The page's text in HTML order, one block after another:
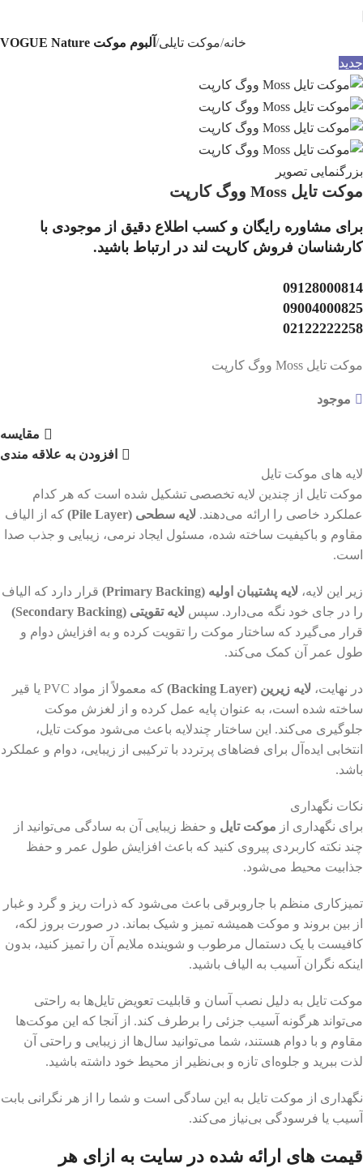
خانه موکت تایلی آلبوم موکت VOGUE Nature
جدید
بزرگنمایی تصویر
موکت تایل Moss ووگ کارپت
برای مشاوره رایگان و کسب اطلاع دقیق از موجودی با
کارشناسان فروش کارپت لند در ارتباط باشید.
09128000814
09004000825
02122222258
موکت تایل Moss ووگ کارپت
موجود
مقایسه
افزودن به علاقه مندی
لایه های موکت تایل
موکت تایل از چندین لایه تخصصی تشکیل شده است که هر کدام
عملکرد خاصی را ارائه می‌دهند. لایه سطحی (Pile Layer)
که از الیاف
مقاوم و باکیفیت ساخته شده، مسئول ایجاد نرمی، زیبایی و جذب صدا
است.
زیر این لایه، لایه پشتیبان اولیه (Primary Backing)
قرار دارد که الیاف
را در جای خود نگه می‌دارد. سپس لایه تقویتی (Secondary Backing)
قرار می‌گیرد که ساختار موکت را تقویت کرده و به افزایش دوام و
طول عمر آن کمک می‌کند.
در نهایت، لایه زیرین (Backing Layer)
که معمولاً از مواد PVC یا قیر
ساخته شده است، به عنوان پایه عمل کرده و از لغزش موکت
جلوگیری می‌کند. این ساختار چندلایه باعث می‌شود موکت تایل،
انتخابی ایده‌آل برای فضاهای پرتردد با ترکیبی از زیبایی، دوام و عملکرد
باشد.
نکات نگهداری
برای نگهداری از موکت تایل و حفظ زیبایی آن به سادگی می‌توانید از
چند نکته کاربردی پیروی کنید که باعث افزایش طول عمر و حفظ
جذابیت محیط می‌شود.
تمیزکاری منظم با جاروبرقی باعث می‌شود که ذرات ریز و گرد و غبار
از بین بروند و موکت همیشه تمیز و شیک بماند. در صورت بروز لکه،
کافیست با یک دستمال مرطوب و شوینده ملایم آن را تمیز کنید، بدون
اینکه نگران آسیب به الیاف باشید.
موکت تایل به دلیل نصب آسان و قابلیت تعویض تایل‌ها به راحتی
می‌تواند هرگونه آسیب جزئی را برطرف کند. از آنجا که این موکت‌ها
مقاوم و با دوام هستند، شما می‌توانید سال‌ها از زیبایی و راحتی آن
لذت ببرید و جلوه‌ای تازه و بی‌نظیر از محیط خود داشته باشید.
نگهداری از موکت تایل به این سادگی است و شما را از هر نگرانی بابت
آسیب یا فرسودگی بی‌نیاز می‌کند.
قیمت های ارائه شده در سایت به ازای هر